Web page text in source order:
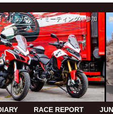
ドゥカティ・ミーティングに参加
RACE REPORT